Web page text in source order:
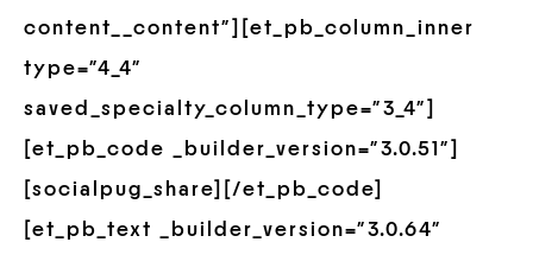
content__content”][et_pb_column_inner
type=”4_4″
saved_specialty_column_type=”3_4″]
[et_pb_code _builder_version=”3.0.51″]
[socialpug_share][/et_pb_code]
[et_pb_text _builder_version=”3.0.64″